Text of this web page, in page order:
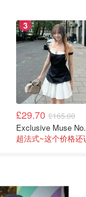
3
£29.70 £165.00